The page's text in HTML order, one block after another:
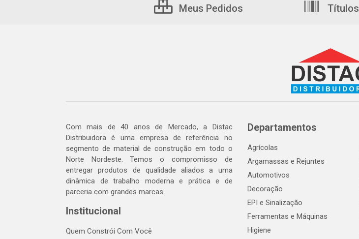
Meus Pedidos Títulos
Com mais de 40 anos de Mercado, a Distac
Distribuidora é uma empresa de referência no
segmento de material de construção em todo o
Norte Nordeste. Temos o compromisso de
entregar produtos de qualidade aliados a uma
dinâmica de trabalho moderna e prática e de
parceria com grandes marcas.
Institucional
Quem Constrói Com Você
Departamentos
Agrícolas
Argamassas e Rejuntes
Automotivos
Decoração
EPI e Sinalização
Ferramentas e Máquinas
Higiene